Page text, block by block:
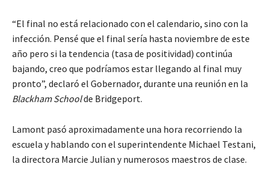
“El final no está relacionado con el calendario, sino con la
infección. Pensé que el final sería hasta noviembre de este
año pero si la tendencia (tasa de positividad) continúa
bajando, creo que podríamos estar llegando al final muy
pronto”, declaró el Gobernador, durante una reunión en la
Blackham Schoolde Bridgeport.
Lamont pasó aproximadamente una hora recorriendo la
escuela y hablando con el superintendente Michael Testani,
la directora Marcie Julian y numerosos maestros de clase.